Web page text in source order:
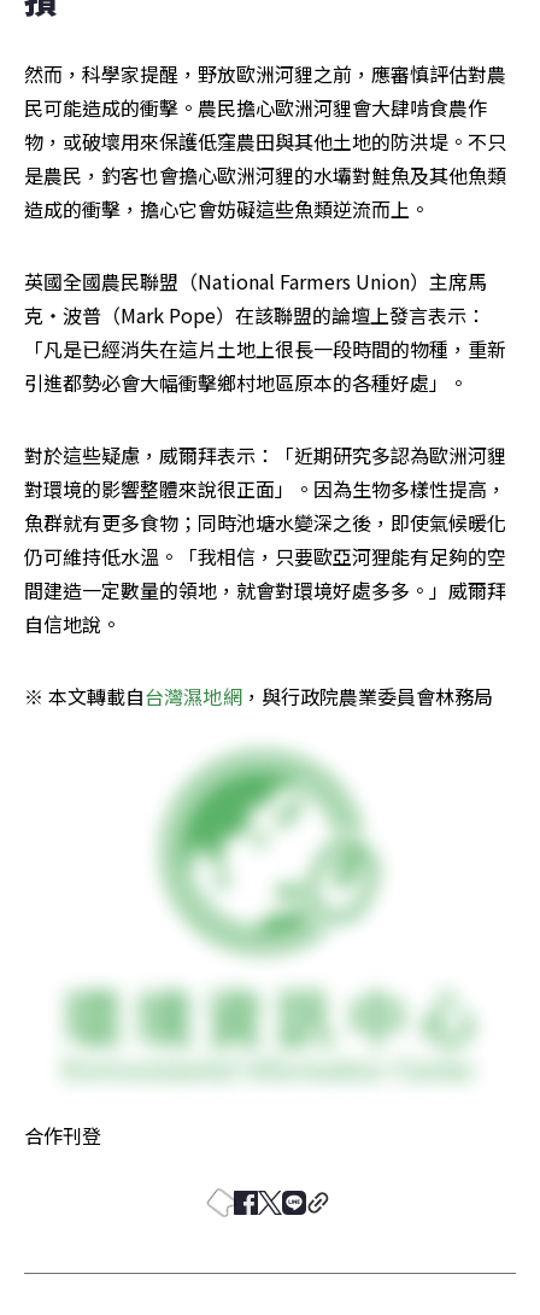
然而，科學家提醒，野放歐洲河貍之前，應審慎評估對農
民可能造成的衝擊。農民擔心歐洲河貍會大肆啃食農作
物，或破壞用來保護低窪農田與其他土地的防洪堤。不只
是農民，釣客也會擔心歐洲河貍的水壩對鮭魚及其他魚類
造成的衝擊，擔心它會妨礙這些魚類逆流而上。
英國全國農民聯盟（National Farmers Union）主席馬
克‧波普（Mark Pope）在該聯盟的論壇上發言表示：
「凡是已經消失在這片土地上很長一段時間的物種，重新
引進都勢必會大幅衝擊鄉村地區原本的各種好處」。
對於這些疑慮，威爾拜表示：「近期研究多認為歐洲河貍
對環境的影響整體來說很正面」。因為生物多樣性提高，
魚群就有更多食物；同時池塘水變深之後，即使氣候暖化
仍可維持低水溫。「我相信，只要歐亞河狸能有足夠的空
間建造一定數量的領地，就會對環境好處多多。」威爾拜
自信地說。
※ 本文轉載自台灣濕地網，與行政院農業委員會林務局
合作刊登